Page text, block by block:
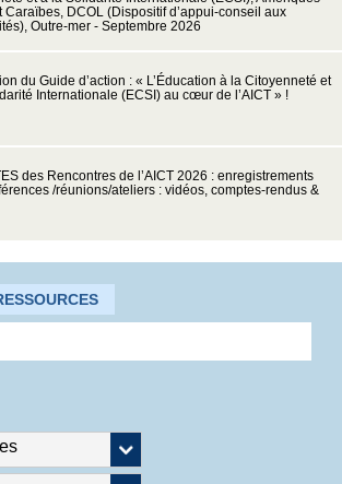
Caraïbes, DCOL (Dispositif d’appui-conseil aux
Outre-mer - Septembre 2026
du Guide d’action : « L’Éducation à la Citoyenneté et
Internationale (ECSI) au cœur de l’AICT » !
des Rencontres de l’AICT 2026 : enregistrements
/réunions/ateliers : vidéos, comptes-rendus &